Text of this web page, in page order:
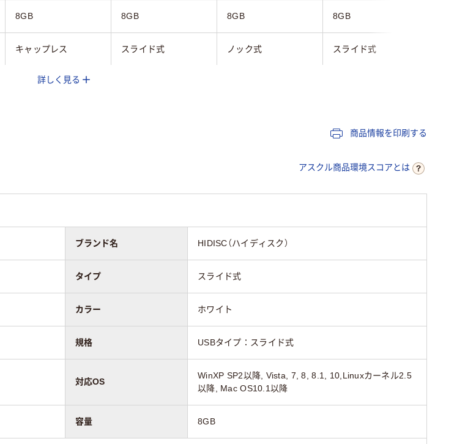
8GB 8GB 8GB 8GB
キャップレス スライド式 ノック式 スライド式
シルバー系
詳しく見る
商品情報を印刷する
アスクル商品環境スコアとは
ブランド名 HIDISC（ハイディスク）
タイプ スライド式
カラー ホワイト
規格 USBタイプ：スライド式
対応OS
WinXP SP2以降, Vista, 7, 8, 8.1, 10,Linuxカーネル2.5
以降, Mac OS10.1以降
容量 8GB